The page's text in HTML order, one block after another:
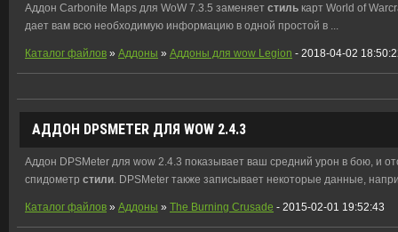
Аддон Carbonite Maps для WoW 7.3.5 заменяет стиль карт World of
дает вам всю необходимую информацию в одной простой в ...
Каталог файлов » Аддоны » Аддоны для wow Legion - 2018-04-02
АДДОН DPSMETER ДЛЯ WOW 2.4.3
Аддон DPSMeter для wow 2.4.3 показывает ваш средний урон в бою, и
спидометр стили . DPSMeter также записывает некоторые данные,
Каталог файлов » Аддоны » The Burning Crusade - 2015-02-01 19:52:43